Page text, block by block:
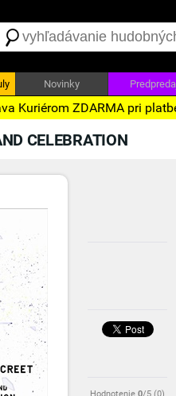
Novinky
Kuriérom ZDARMA pri
CELEBRATION